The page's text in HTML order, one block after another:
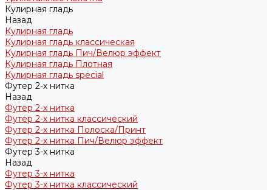
Кулирная гладь
Назад
Кулирная гладь
Кулирная гладь классическая
Кулирная гладь Пич/Велюр эффект
Кулирная гладь Плотная
Кулирная гладь special
Футер 2-х нитка
Назад
Футер 2-х нитка
Футер 2-х нитка классический
Футер 2-х нитка Полоска/Принт
Футер 2-х нитка Пич/Велюр эффект
Футер 3-х нитка
Назад
Футер 3-х нитка
Футер 3-х нитка классический